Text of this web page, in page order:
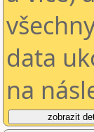
data
na